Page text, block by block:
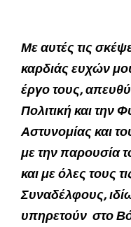
Με αυτές τις
καρδιάς ευχών
έργο τους,
Πολιτική και την
Αστυνομίας και
με την παρουσία
και με όλες τους
Συναδέλφους,
υπηρετούν στο